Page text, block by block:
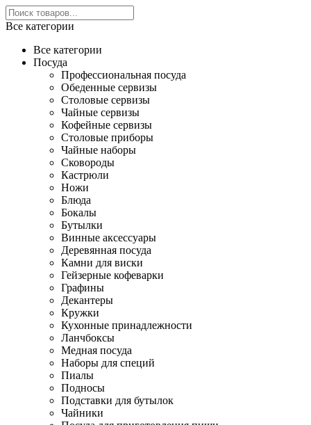
Все категории
Все категории
Посуда
Профессиональная посуда
Обеденные сервизы
Столовые сервизы
Чайные сервизы
Кофейные сервизы
Столовые приборы
Чайные наборы
Сковороды
Кастрюли
Ножи
Блюда
Бокалы
Бутылки
Винные аксессуары
Деревянная посуда
Камни для виски
Гейзерные кофеварки
Графины
Декантеры
Кружки
Кухонные принадлежности
Ланчбоксы
Медная посуда
Наборы для специй
Пиалы
Подносы
Подставки для бутылок
Чайники